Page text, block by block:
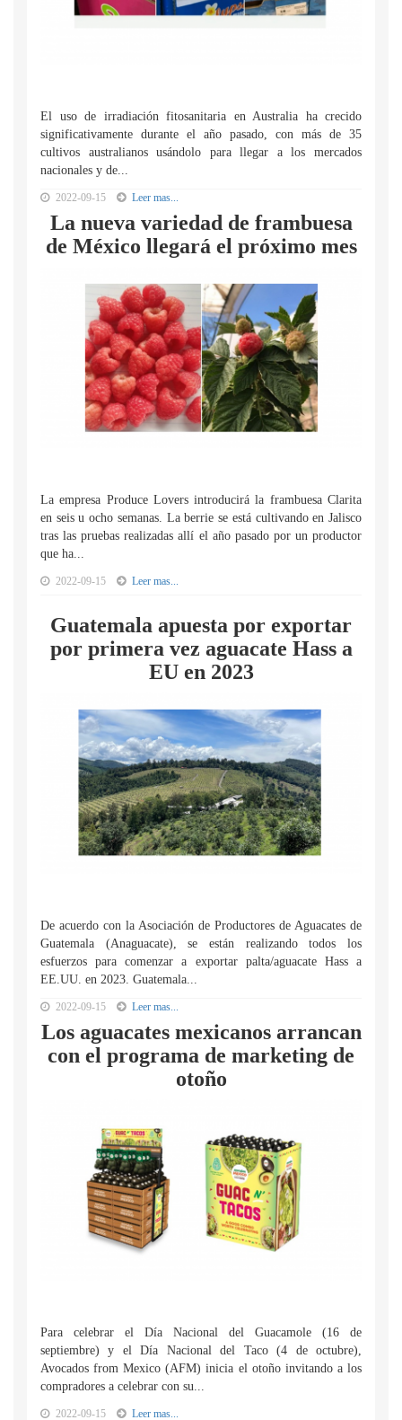
El uso de irradiación fitosanitaria en Australia ha crecido
significativamente durante el año pasado, con más de 35
cultivos australianos usándolo para llegar a los mercados
nacionales y de...
2022-09-15 Leer mas...
La nueva variedad de frambuesa
de México llegará el próximo mes
La empresa Produce Lovers introducirá la frambuesa Clarita
en seis u ocho semanas. La berrie se está cultivando en Jalisco
tras las pruebas realizadas allí el año pasado por un productor
que ha...
2022-09-15 Leer mas...
Guatemala apuesta por exportar
por primera vez aguacate Hass a
EU en 2023
De acuerdo con la Asociación de Productores de Aguacates de
Guatemala (Anaguacate), se están realizando todos los
esfuerzos para comenzar a exportar palta/aguacate Hass a
EE.UU. en 2023. Guatemala...
2022-09-15 Leer mas...
Los aguacates mexicanos arrancan
con el programa de marketing de
otoño
Para celebrar el Día Nacional del Guacamole (16 de
septiembre) y el Día Nacional del Taco (4 de octubre),
Avocados from Mexico (AFM) inicia el otoño invitando a los
compradores a celebrar con su...
2022-09-15 Leer mas...